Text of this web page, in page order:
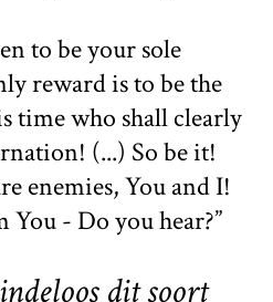
to be your sole
reward is to be the
time who shall clearly
(...) So be it!
enemies, You and I!
You - Do you hear?”
dit soort